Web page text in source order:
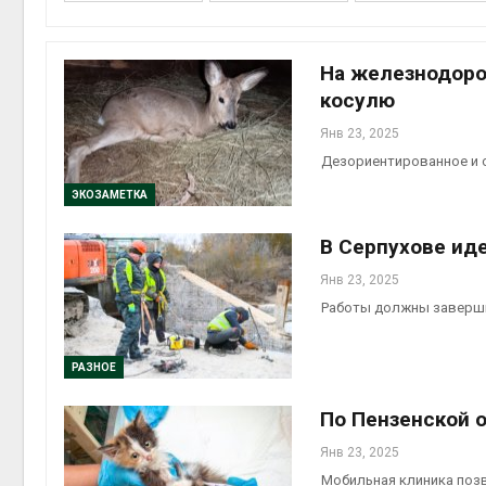
ЭКОЗАМЕТКА
На
косулю
Янв 23, 2025
Дезориентированное и
РАЗНОЕ
В Серпухове
Янв 23, 2025
Работы должны
По Пензенской
Янв 23, 2025
Мобильная клиника